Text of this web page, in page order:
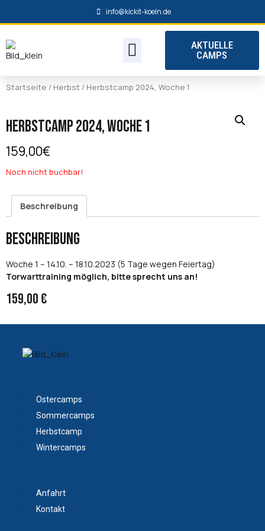
info@kickit-koeln.de
AKTUELLE
CAMPS
Startseite / Herbst / Herbstcamp 2024, Woche 1
Herbstcamp 2024, Woche 1
159,00€
Noch nicht buchbar!
Beschreibung
Beschreibung
Woche 1 – 14.10. – 18.10.2023 (5 Tage wegen Feiertag)
Torwarttraining möglich, bitte sprecht uns an!
159,00 €
Ostercamps
Sommercamps
Herbstcamp
Wintercamps
Anfahrt
Kontakt